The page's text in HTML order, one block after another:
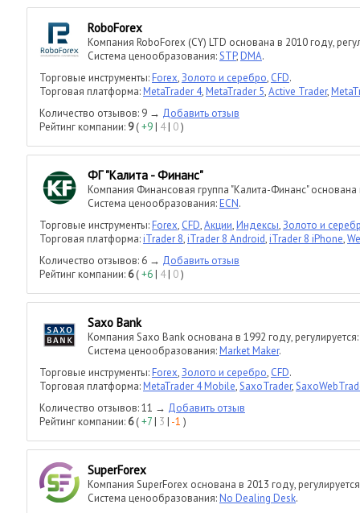
RoboForex
Компания RoboForex (CY) LTD основана в 2010 году,
Система ценообразования:STP,DMA.
Торговые инструменты:Forex,Золото и серебро, CFD.
Торговая платформа:MetaTrader 4,MetaTrader 5,Active Trader,
Количество отзывов: 9 → Добавить отзыв
Рейтинг компании: 9(+9| 4| 0)
ФГ "Калита - Финанс"
Компания Финансовая группа "Калита-Финанс" основана
Система ценообразования:ECN.
Торговые инструменты:Forex, CFD,Акции,Индексы,Золото и
Торговая платформа:iTrader 8,iTrader 8 Android,iTrader 8 iPhone,
Количество отзывов: 6 → Добавить отзыв
Рейтинг компании: 6(+6| 4| 0)
Saxo Bank
Компания Saxo Bank основана в 1992 году, регулируется:
Система ценообразования:Market Maker.
Торговые инструменты:Forex,Золото и серебро, CFD.
Торговая платформа:MetaTrader 4 Mobile,SaxoTrader,
Количество отзывов: 11 → Добавить отзыв
Рейтинг компании: 6(+7| 3 | -1 )
SuperForex
Компания SuperForex основана в 2013 году,
Система ценообразования:No Dealing Desk.